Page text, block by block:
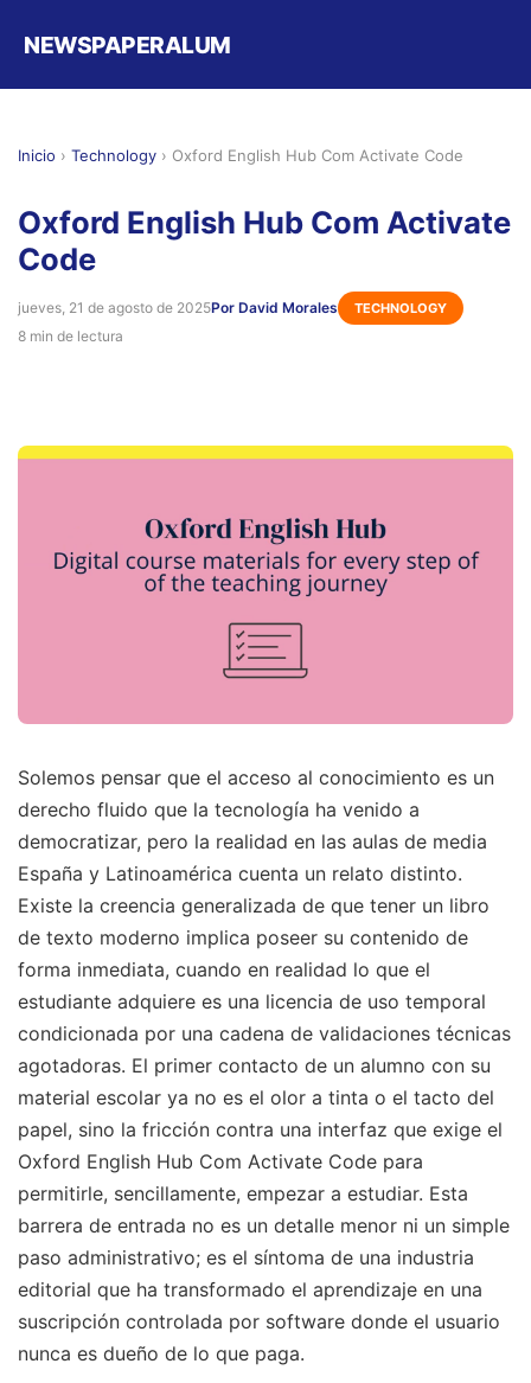
NEWSPAPERALUM
Inicio › Technology › Oxford English Hub Com Activate Code
Oxford English Hub Com Activate
Code
jueves, 21 de agosto de 2025Por David Morales TECHNOLOGY
8 min de lectura
Solemos pensar que el acceso al conocimiento es un
derecho fluido que la tecnología ha venido a
democratizar, pero la realidad en las aulas de media
España y Latinoamérica cuenta un relato distinto.
Existe la creencia generalizada de que tener un libro
de texto moderno implica poseer su contenido de
forma inmediata, cuando en realidad lo que el
estudiante adquiere es una licencia de uso temporal
condicionada por una cadena de validaciones técnicas
agotadoras. El primer contacto de un alumno con su
material escolar ya no es el olor a tinta o el tacto del
papel, sino la fricción contra una interfaz que exige el
Oxford English Hub Com Activate Code para
permitirle, sencillamente, empezar a estudiar. Esta
barrera de entrada no es un detalle menor ni un simple
paso administrativo; es el síntoma de una industria
editorial que ha transformado el aprendizaje en una
suscripción controlada por software donde el usuario
nunca es dueño de lo que paga.